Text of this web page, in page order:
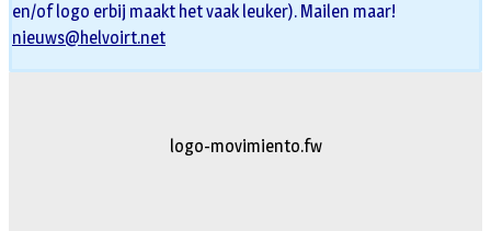
en/of logo erbij maakt het vaak leuker). Mailen maar!
nieuws@helvoirt.net
logo-movimiento.fw